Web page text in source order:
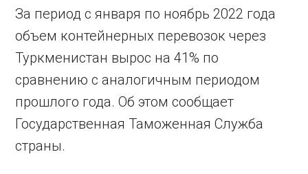
За период с января по ноябрь 2022 года
объем контейнерных перевозок через
Туркменистан вырос на 41% по
сравнению с аналогичным периодом
прошлого года. Об этом сообщает
Государственная Таможенная Служба
страны.